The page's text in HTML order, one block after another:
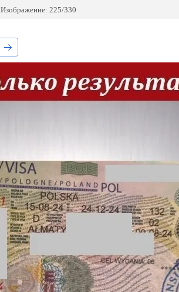
Изображение: 225/330